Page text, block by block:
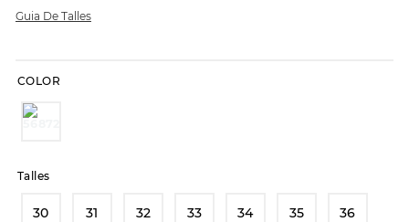
Guia De Talles
COLOR
Talles
30 31 32 33 34 35 36